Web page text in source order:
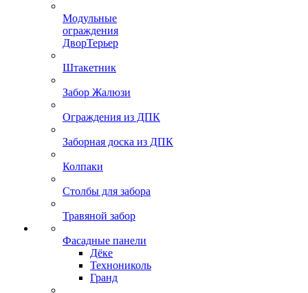
Модульные
ограждения
ДворТерьер
Штакетник
Забор Жалюзи
Ограждения из ДПК
Заборная доска из ДПК
Колпаки
Столбы для забора
Травяной забор
Фасадные панели
Дёке
Технониколь
Гранд